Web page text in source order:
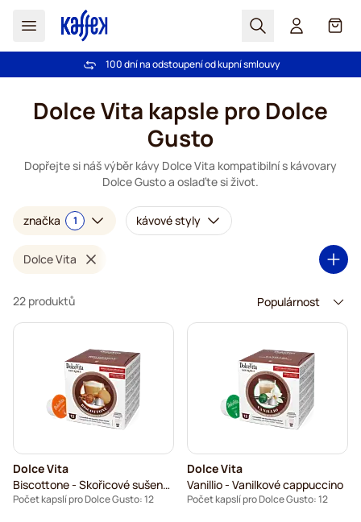
Hledat Košík
Bezplatná doprava nad 1000,00Kč
100 dní na odstoupení od kupní smlouvy
Dolce Vita kapsle pro Dolce
Gusto
Dopřejte si náš výběr kávy Dolce Vita kompatibilní s kávovary
Dolce Gusto a oslaďte si život.
značka 1 kávové styly
Dolce Vita
22 produktů
Dolce Vita
Biscottone - Skořicové sušenky
Počet kapslí pro Dolce Gusto: 12
Dolce Vita
Vanillio - Vanilkové cappuccino
Počet kapslí pro Dolce Gusto: 12